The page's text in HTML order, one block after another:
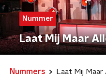
Nummer
Laat Mij Maar
Nummers Laat Mij Maar